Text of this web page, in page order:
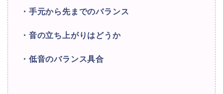
・手元から先までのバランス
・音の立ち上がりはどうか
・低音のバランス具合